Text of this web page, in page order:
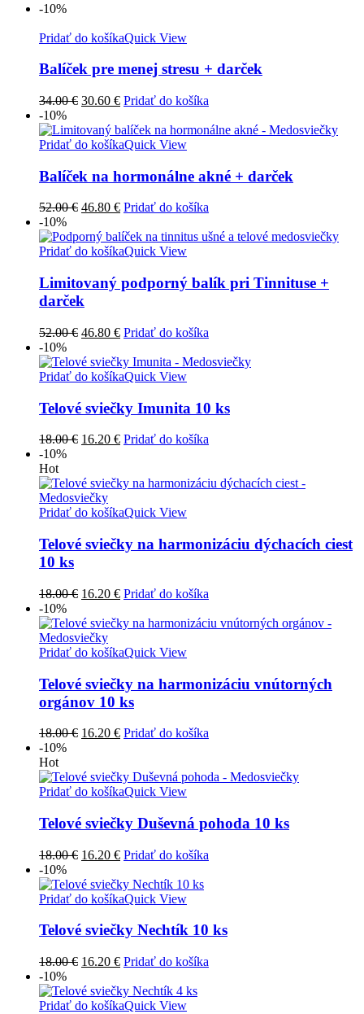
34.00 €.30.60 €.
-10%
Pridať do košíkaQuick View
Balíček pre menej stresu + darček
34.00€ Pôvodná
bola:
34.00 €.
30.60 €Aktuálna
je:
30.60 €.
Pridať do košíka
-10%
Pridať do košíkaQuick View
Balíček na hormonálne akné + darček
52.00€ Pôvodná
bola:
52.00 €.
46.80 €Aktuálna
je:
46.80 €.
Pridať do košíka
-10%
Pridať do košíkaQuick View
Limitovaný podporný balík pri Tinnituse +
darček
52.00€ Pôvodná
bola:
52.00 €.
46.80 €Aktuálna
je:
46.80 €.
Pridať do košíka
-10%
Pridať do košíkaQuick View
Telové sviečky Imunita 10 ks
18.00€ Pôvodná
18.00 €.
16.20 €Aktuálna
16.20 €.
Pridať do košíka
-10%
Hot
Pridať do košíkaQuick View
Telové sviečky na harmonizáciu dýchacích ciest
10 ks
18.00€ Pôvodná
bola:
18.00 €.
16.20 €Aktuálna
je:
Pridať do košíka
-10%
Pridať do košíkaQuick View
Telové sviečky na harmonizáciu vnútorných
orgánov 10 ks
18.00€ Pôvodná
18.00 €.
16.20 €Aktuálna
16.20 €.
Pridať do košíka
-10%
Hot
Pridať do košíkaQuick View
Telové sviečky Duševná pohoda 10 ks
18.00€ Pôvodná
bola:
18.00 €.
16.20 €Aktuálna
je:
16.20 €.
Pridať do košíka
-10%
Pridať do košíkaQuick View
Telové sviečky Nechtík 10 ks
18.00€ Pôvodná
bola:
18.00 €.
16.20 €Aktuálna
je:
16.20 €.
Pridať do košíka
-10%
Pridať do košíkaQuick View